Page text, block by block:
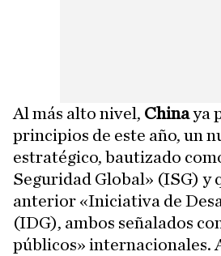
Al más alto nivel, Chinaya
principios de este año, un
estratégico, bautizado
Seguridad Global» (ISG) y
anterior «Iniciativa de
(IDG), ambos señalados
públicos» internacionales.